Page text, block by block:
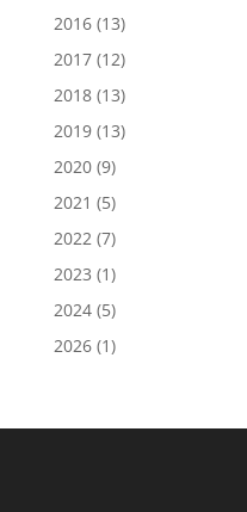
2016(13)
2017(12)
2018(13)
2019(13)
2020(9)
2021 (5)
2022(7)
2023 (1)
2024(5)
2026(1)